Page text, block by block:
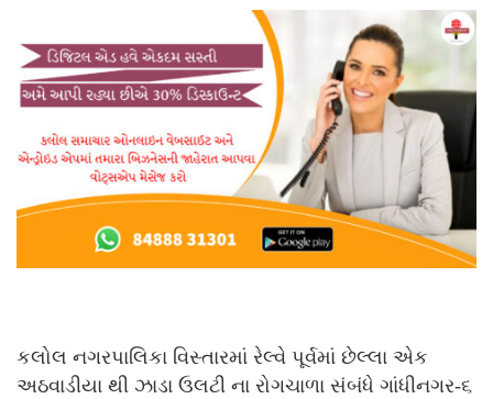
કલોલ નગરપાલિકા વિસ્તારમાં રેલ્વે પૂર્વમાં છેલ્લા એક
અઠવાડીયા થી ઝાડા ઉલટી ના રોગચાળા સંબંધે ગાંધીનગર-૬